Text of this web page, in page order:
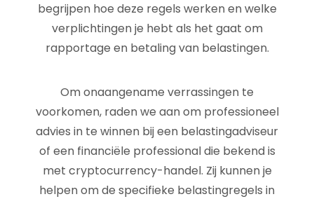
begrijpen hoe deze regels werken en welke
verplichtingen je hebt als het gaat om
rapportage en betaling van belastingen.
Om onaangename verrassingen te
voorkomen, raden we aan om professioneel
advies in te winnen bij een belastingadviseur
of een financiële professional die bekend is
met cryptocurrency-handel. Zij kunnen je
helpen om de specifieke belastingregels in